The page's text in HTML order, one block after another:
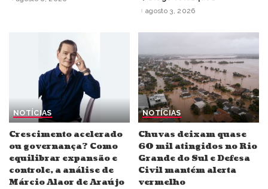
by agosto 3, 2026
NOTÍCIAS
Crescimento acelerado
ou governança? Como
equilibrar expansão e
controle, a análise de
Márcio Alaor de Araújo
NOTÍCIAS
Chuvas deixam quase
60 mil atingidos no Rio
Grande do Sul e Defesa
Civil mantém alerta
vermelho